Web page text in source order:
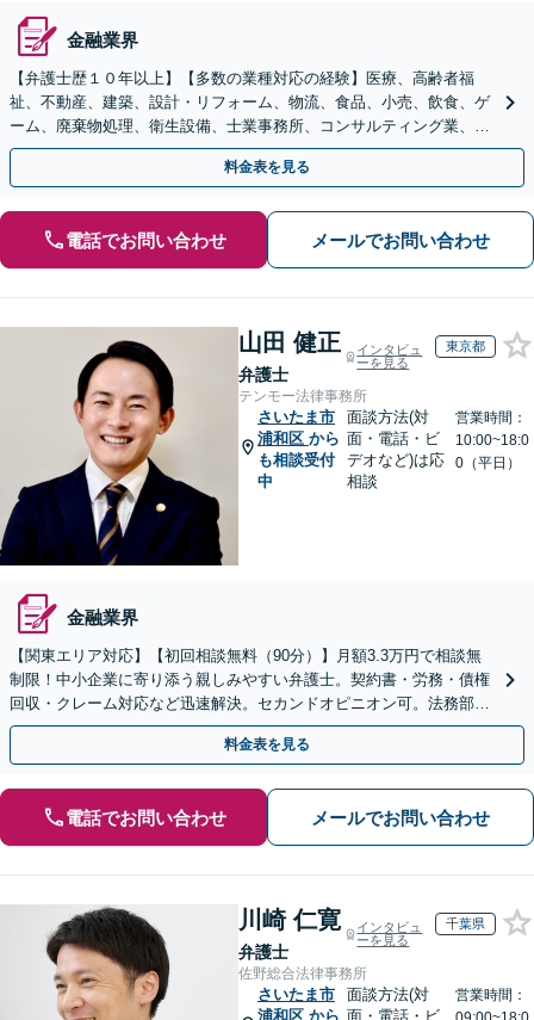
金融業界
【弁護士歴１０年以上】【多数の業種対応の経験】医療、高齢者福
祉、不動産、建築、設計・リフォーム、物流、食品、小売、飲食、ゲ
ーム、廃棄物処理、衛生設備、士業事務所、コンサルティング業、出
版社、音楽教室等の法的サポートを経験！
料金表を見る
電話でお問い合わせ メールでお問い合わせ
山田 健正
弁護士
インタビュ
ーを見る
東京都
テンモー法律事務所
さいたま市
浦和区 から
も相談受付
中
面談方法(対
面・電話・ビ
デオなど)は応
相談
営業時間：
10:00~18:0
0（平日）
金融業界
【関東エリア対応】【初回相談無料（90分）】月額3.3万円で相談無
制限！中小企業に寄り添う親しみやすい弁護士。契約書・労務・債権
回収・クレーム対応など迅速解決。セカンドオピニオン可。法務部が
ない企業様の強い味方です。オンライン全国対応。
料金表を見る
電話でお問い合わせ メールでお問い合わせ
川崎 仁寛
弁護士
インタビュ
ーを見る
千葉県
佐野総合法律事務所
さいたま市
浦和区 から
面談方法(対
面・電話・ビ
営業時間：